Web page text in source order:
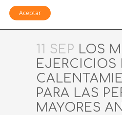
11 SEP LOS
EJERCICIOS
PARA LAS
MAYORES
Aceptar